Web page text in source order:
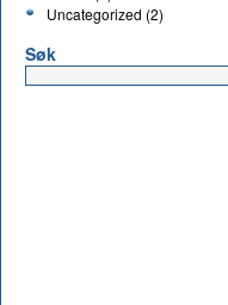
Uncategorized (2)
Søk